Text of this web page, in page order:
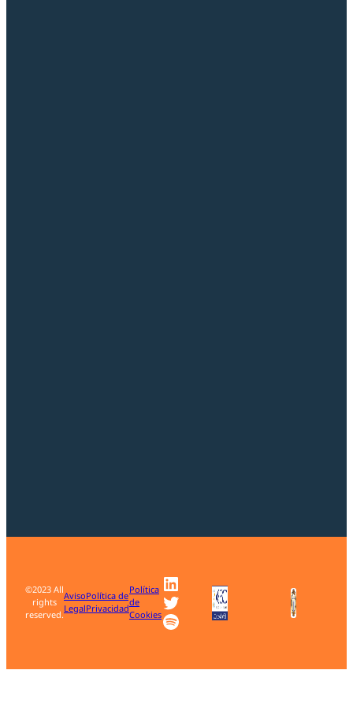
©2023 All
rights
reserved.
Aviso
Legal
Política de
Privacidad
Política
de
Cookies
LinkedIn
Twitter
Spotify